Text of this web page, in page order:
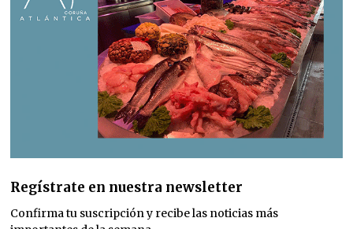
Regístrate en nuestra newsletter
Confirma tu suscripción y recibe las noticias más